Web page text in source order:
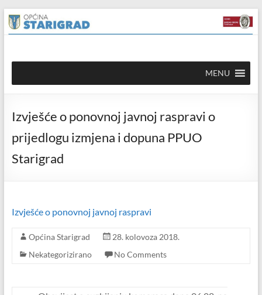
content
Skip
to
content
Općina
Starigrad
mrežna
stranica
MENU
Izvješće o ponovnoj javnoj raspravi o
prijedlogu izmjena i dopuna PPUO
Starigrad
Izvješće o ponovnoj javnoj raspravi
Općina Starigrad
28. kolovoza 2018.
Nekategorizirano
No Comments